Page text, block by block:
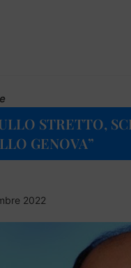
STRETTO,
GENOVA”
2022